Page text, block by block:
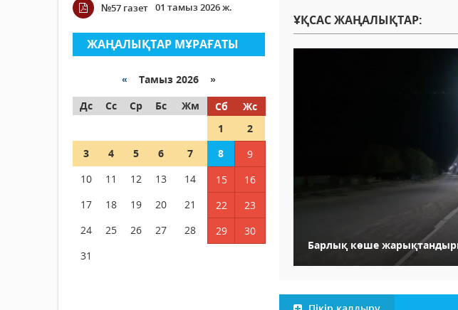
№57 газет 01 тамыз 2026 ж.
ЖАҢАЛЫҚТАР МҰРАҒАТЫ
« Тамыз 2026 »
Дс
Сс Ср Бс Жм Сб
Жс
1
2
3
4 5 6 7 8
9
10
11 12 13 14 15
16
17
18 19 20 21 22
23
24
25 26 27 28 29
30
31
ҰҚСАС ЖАҢАЛЫҚТАР:
Барлық көше